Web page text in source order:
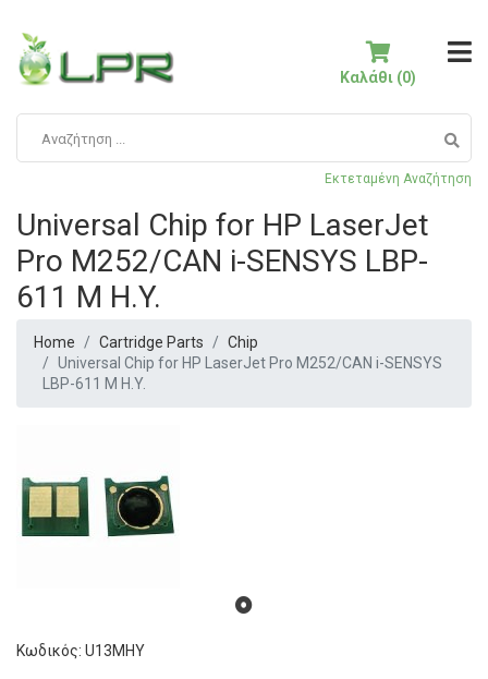
Εκτεταμένη Αναζήτηση
Καλάθι (0)
Universal Chip for HP LaserJet
Pro M252/CAN i-SENSYS LBP-
611 M H.Y.
Home Cartridge Parts
Chip
Universal Chip for HP LaserJet Pro M252/CAN i-SENSYS
LBP-611 M H.Y.
Κωδικός: U13MHY